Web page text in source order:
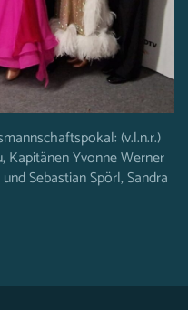
(v.l.n.r.)
Kapitänen Yvonne Werner
Sebastian Spörl, Sandra